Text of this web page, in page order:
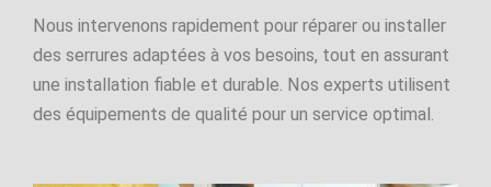
Nous intervenons rapidement pour réparer ou installer
des serrures adaptées à vos besoins, tout en assurant
une installation fiable et durable. Nos experts utilisent
des équipements de qualité pour un service optimal.